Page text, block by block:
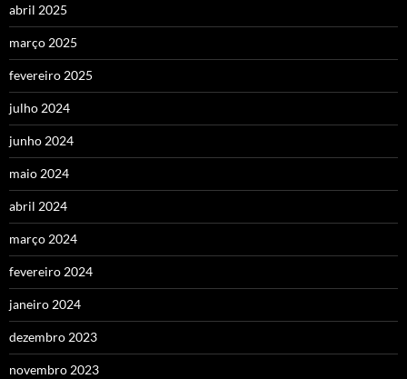
abril 2025
março 2025
fevereiro 2025
julho 2024
junho 2024
maio 2024
abril 2024
março 2024
fevereiro 2024
janeiro 2024
dezembro 2023
novembro 2023